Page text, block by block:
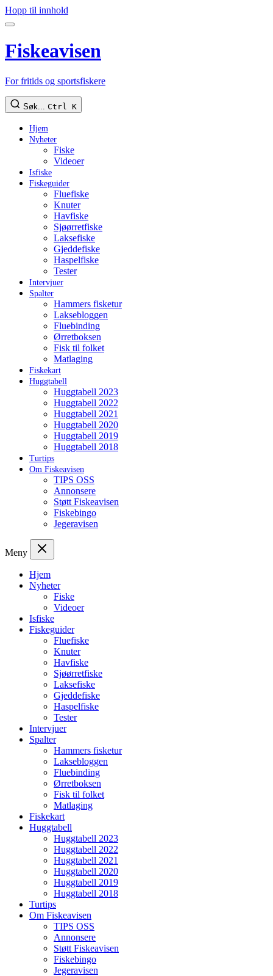
Hopp til innhold
Fiskeavisen
For fritids og sportsfiskere
Søk... Ctrl K
Hjem
Nyheter
Fiske
Videoer
Isfiske
Fiskeguider
Fluefiske
Knuter
Havfiske
Sjøørretfiske
Laksefiske
Gjeddefiske
Haspelfiske
Tester
Intervjuer
Spalter
Hammers fisketur
Laksebloggen
Fluebinding
Ørretboksen
Fisk til folket
Matlaging
Fiskekart
Huggtabell
Huggtabell 2023
Huggtabell 2022
Huggtabell 2021
Huggtabell 2020
Huggtabell 2019
Huggtabell 2018
Turtips
Om Fiskeavisen
TIPS OSS
Annonsere
Støtt Fiskeavisen
Fiskebingo
Jegeravisen
Meny
Hjem
Nyheter
Fiske
Videoer
Isfiske
Fiskeguider
Fluefiske
Knuter
Havfiske
Sjøørretfiske
Laksefiske
Gjeddefiske
Haspelfiske
Tester
Intervjuer
Spalter
Hammers fisketur
Laksebloggen
Fluebinding
Ørretboksen
Fisk til folket
Matlaging
Fiskekart
Huggtabell
Huggtabell 2023
Huggtabell 2022
Huggtabell 2021
Huggtabell 2020
Huggtabell 2019
Huggtabell 2018
Turtips
Om Fiskeavisen
TIPS OSS
Annonsere
Støtt Fiskeavisen
Fiskebingo
Jegeravisen